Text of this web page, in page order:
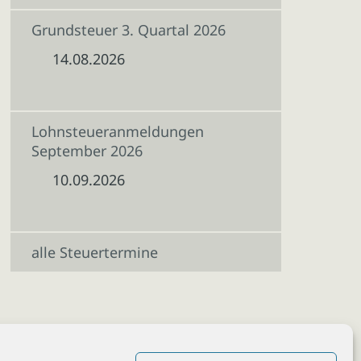
Grundsteuer 3. Quartal 2026
14.08.2026
Lohnsteueranmeldungen
September 2026
10.09.2026
alle Steuertermine